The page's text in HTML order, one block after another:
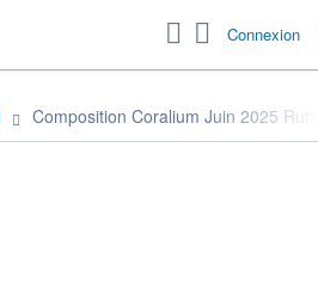
Connexion
Composition Coralium Juin 2025